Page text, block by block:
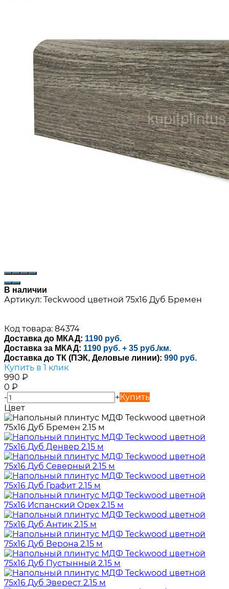
В наличии
Артикул: Teckwood цветной 75х16 Дуб Бремен
Код товара: 84374
Доставка до МКАД: 1190 руб.
Доставка за МКАД: 1190 руб. + 35 руб./км.
Доставка до ТК (ПЭК, Деловые линии): 990 руб.
Купить в 1 клик
990 ₽
0 ₽
-
+Купить
Цвет